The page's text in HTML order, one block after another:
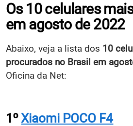
Os 10 celulares
em agosto de 2022
Abaixo, veja a lista dos 10
procurados no Brasil em
Oficina da Net:
1ºXiaomi POCO F4